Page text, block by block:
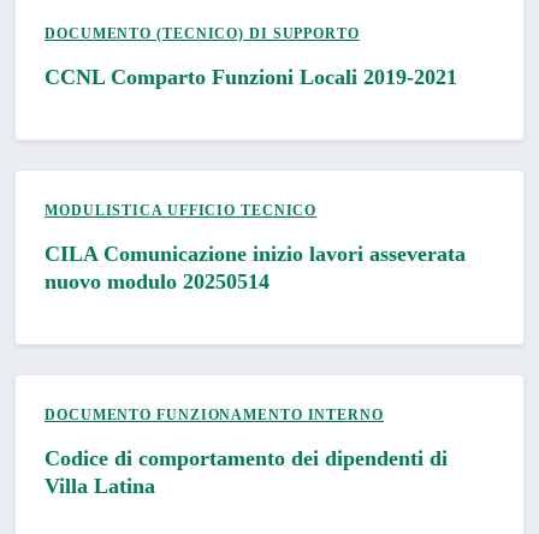
DOCUMENTO (TECNICO) DI SUPPORTO
CCNL Comparto Funzioni Locali 2019-2021
MODULISTICA UFFICIO TECNICO
CILA Comunicazione inizio lavori asseverata
nuovo modulo 20250514
DOCUMENTO FUNZIONAMENTO INTERNO
Codice di comportamento dei dipendenti di
Villa Latina